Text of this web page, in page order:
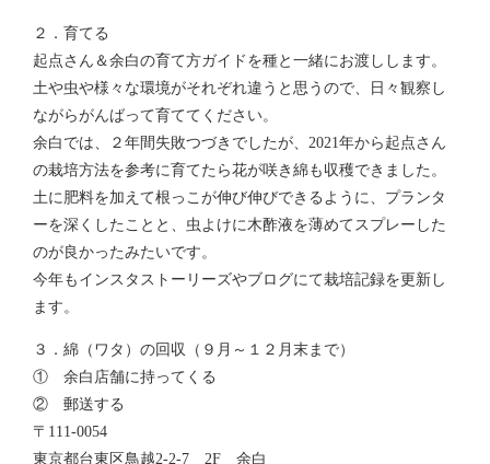
２．育てる
起点さん＆余白の育て方ガイドを種と一緒にお渡しします。
土や虫や様々な環境がそれぞれ違うと思うので、日々観察し
ながらがんばって育ててください。
余白では、２年間失敗つづきでしたが、2021年から起点さん
の栽培方法を参考に育てたら花が咲き綿も収穫できました。
土に肥料を加えて根っこが伸び伸びできるように、プランタ
ーを深くしたことと、虫よけに木酢液を薄めてスプレーした
のが良かったみたいです。
今年もインスタストーリーズやブログにて栽培記録を更新し
ます。
３．綿（ワタ）の回収（９月～１２月末まで）
① 余白店舗に持ってくる
② 郵送する
〒111-0054
東京都台東区鳥越2-2-7 2F 余白